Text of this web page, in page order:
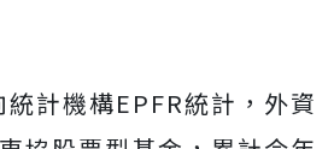
計機構EPFR統計，外資